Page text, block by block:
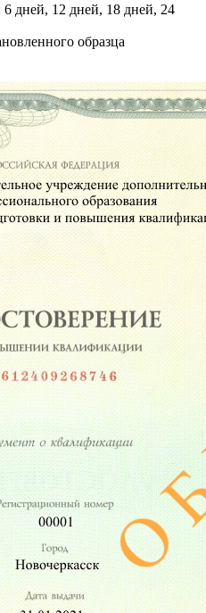
дней, 12 дней, 18 дней, 24
образца